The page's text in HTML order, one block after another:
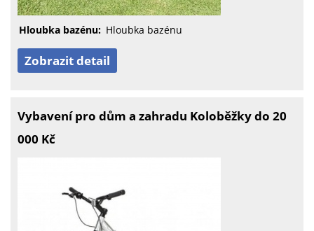
Hloubka bazénu: Hloubka bazénu
Zobrazit detail
Vybavení pro dům a zahradu Koloběžky do 20
000 Kč